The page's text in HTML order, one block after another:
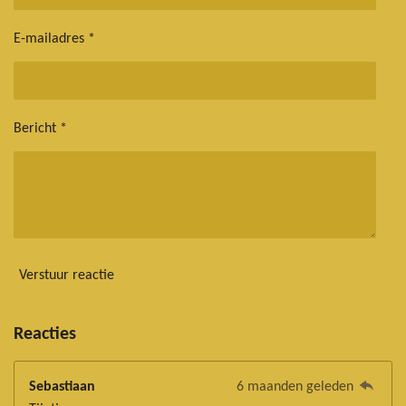
E-mailadres *
Bericht *
Verstuur reactie
Reacties
Sebastiaan
6 maanden geleden